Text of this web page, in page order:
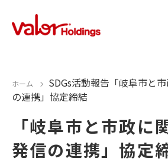
ホーム SDGs活動報告 「岐阜市と
の連携」協定締結
「岐阜市と市政に
発信の連携」協定